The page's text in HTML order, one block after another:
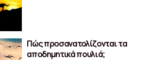
Πώς προσανατολίζονται τα
αποδημητικά πουλιά;